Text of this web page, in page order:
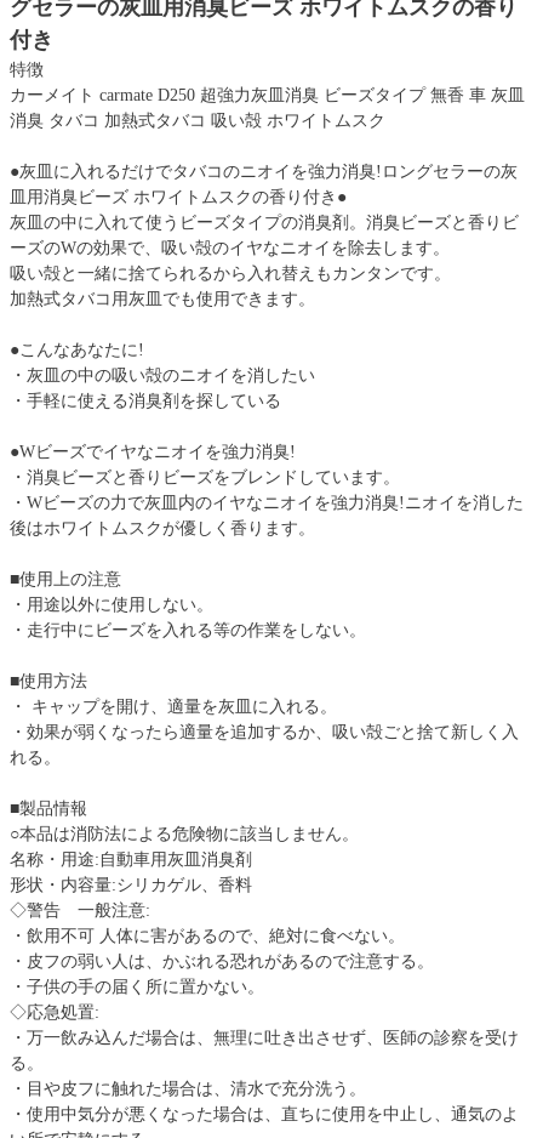
グセラーの灰皿用消臭ビーズ ホワイトムスクの香り
付き
特徴
カーメイト carmate D250 超強力灰皿消臭 ビーズタイプ 無香 車 灰皿
消臭 タバコ 加熱式タバコ 吸い殻 ホワイトムスク
●灰皿に入れるだけでタバコのニオイを強力消臭!ロングセラーの灰
皿用消臭ビーズ ホワイトムスクの香り付き●
灰皿の中に入れて使うビーズタイプの消臭剤。消臭ビーズと香りビ
ーズのWの効果で、吸い殻のイヤなニオイを除去します。
吸い殻と一緒に捨てられるから入れ替えもカンタンです。
加熱式タバコ用灰皿でも使用できます。
●こんなあなたに!
・灰皿の中の吸い殻のニオイを消したい
・手軽に使える消臭剤を探している
●Wビーズでイヤなニオイを強力消臭!
・消臭ビーズと香りビーズをブレンドしています。
・Wビーズの力で灰皿内のイヤなニオイを強力消臭!ニオイを消した
後はホワイトムスクが優しく香ります。
■使用上の注意
・用途以外に使用しない。
・走行中にビーズを入れる等の作業をしない。
■使用方法
・ キャップを開け、適量を灰皿に入れる。
・効果が弱くなったら適量を追加するか、吸い殻ごと捨て新しく入
れる。
■製品情報
○本品は消防法による危険物に該当しません。
名称・用途:自動車用灰皿消臭剤
形状・内容量:シリカゲル、香料
◇警告 一般注意:
・飲用不可 人体に害があるので、絶対に食べない。
・皮フの弱い人は、かぶれる恐れがあるので注意する。
・子供の手の届く所に置かない。
◇応急処置:
・万一飲み込んだ場合は、無理に吐き出させず、医師の診察を受け
る。
・目や皮フに触れた場合は、清水で充分洗う。
・使用中気分が悪くなった場合は、直ちに使用を中止し、通気のよ